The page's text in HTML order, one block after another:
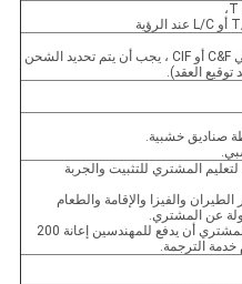
(يمكن إجراء المعاملة النهائية في C&F أو CIF ، يجب أن يتم تحديد الشحن
توقيع العقد).
صناديق خشبية.
المشتري للتثبيت والجربة
والفيزا والإقامة والطعام
عن المشتري.
وبالإضافة إلى ذلك، يجب على المشتري أن يدفع للمهندسين إعانة 200
الترجمة.